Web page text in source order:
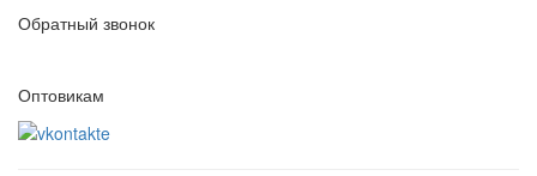
Обратный звонок
Оптовикам